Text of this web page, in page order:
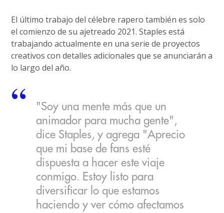
El último trabajo del célebre rapero también es solo
el comienzo de su ajetreado 2021. Staples está
trabajando actualmente en una serie de proyectos
creativos con detalles adicionales que se anunciarán a
lo largo del año.
"Soy una mente más que un
animador para mucha gente",
dice Staples, y agrega "Aprecio
que mi base de fans esté
dispuesta a hacer este viaje
conmigo. Estoy listo para
diversificar lo que estamos
haciendo y ver cómo afectamos